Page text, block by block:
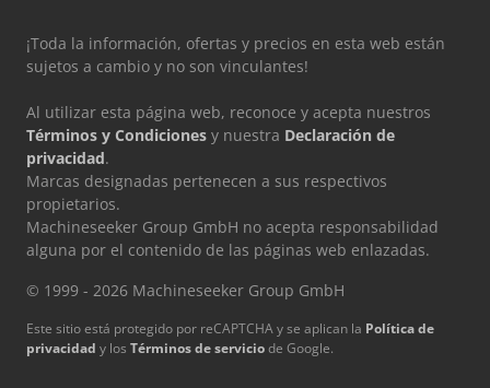
¡Toda la información, ofertas y precios en esta web están
sujetos a cambio y no son vinculantes!
Al utilizar esta página web, reconoce y acepta nuestros
Términos y Condiciones y nuestra Declaración de
privacidad.
Marcas designadas pertenecen a sus respectivos
propietarios.
Machineseeker Group GmbH no acepta responsabilidad
alguna por el contenido de las páginas web enlazadas.
© 1999 - 2026 Machineseeker Group GmbH
Este sitio está protegido por reCAPTCHA y se aplican la Política de
privacidad y los Términos de serviciode Google.